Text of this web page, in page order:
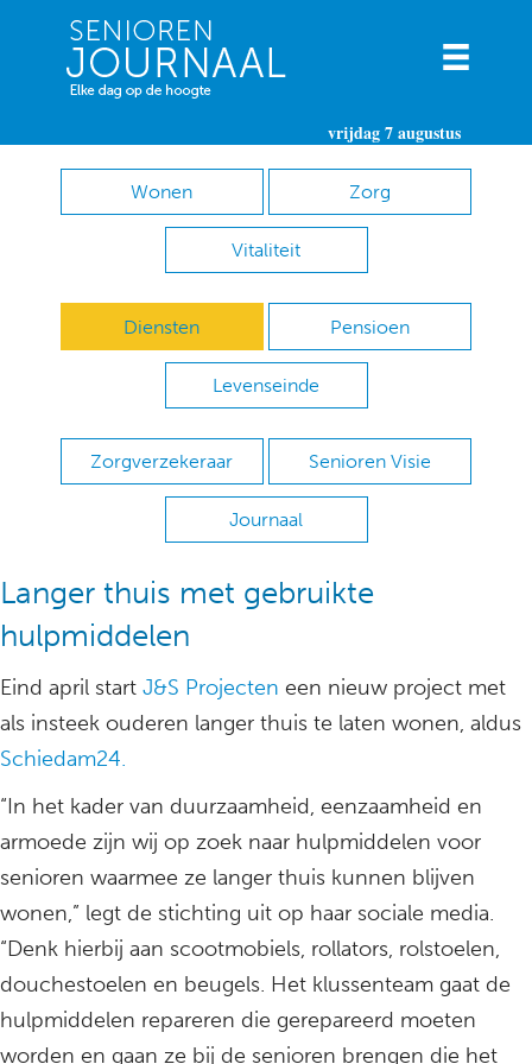
vrijdag 7 augustus
Wonen Zorg
Vitaliteit
Diensten Pensioen
Levenseinde
Zorgverzekeraar Senioren Visie
Journaal
Langer thuis met gebruikte
hulpmiddelen
Eind april start J&S Projecten een nieuw project met
als insteek ouderen langer thuis te laten wonen, aldus
Schiedam24.
“In het kader van duurzaamheid, eenzaamheid en
armoede zijn wij op zoek naar hulpmiddelen voor
senioren waarmee ze langer thuis kunnen blijven
wonen,” legt de stichting uit op haar sociale media.
“Denk hierbij aan scootmobiels, rollators, rolstoelen,
douchestoelen en beugels. Het klussenteam gaat de
hulpmiddelen repareren die gerepareerd moeten
worden en gaan ze bij de senioren brengen die het